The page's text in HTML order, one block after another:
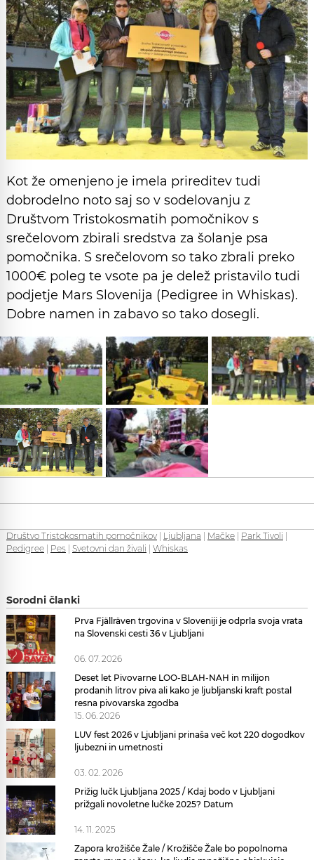
Kot že omenjeno je imela prireditev tudi
dobrodelno noto saj so v sodelovanju z
Društvom Tristokosmatih pomočnikov s
srečelovom zbirali sredstva za šolanje psa
pomočnika. S srečelovom so tako zbrali preko
1000€ poleg te vsote pa je delež pristavilo tudi
podjetje Mars Slovenija (Pedigree in Whiskas).
Dobre namen in zabavo so tako dosegli.
Društvo Tristokosmatih pomočnikov | Ljubljana | Mačke | Park Tivoli |
Pedigree | Pes | Svetovni dan živali | Whiskas
Sorodni članki
Prva Fjällräven trgovina v Sloveniji je odprla svoja vrata
na Slovenski cesti 36 v Ljubljani
06. 07. 2026
Deset let Pivovarne LOO-BLAH-NAH in milijon
prodanih litrov piva ali kako je ljubljanski kraft postal
resna pivovarska zgodba
15. 06. 2026
LUV fest 2026 v Ljubljani prinaša več kot 220 dogodkov
ljubezni in umetnosti
03. 02. 2026
Prižig lučk Ljubljana 2025 / Kdaj bodo v Ljubljani
prižgali novoletne lučke 2025? Datum
14. 11. 2025
Zapora krožišče Žale / Krožišče Žale bo popolnoma